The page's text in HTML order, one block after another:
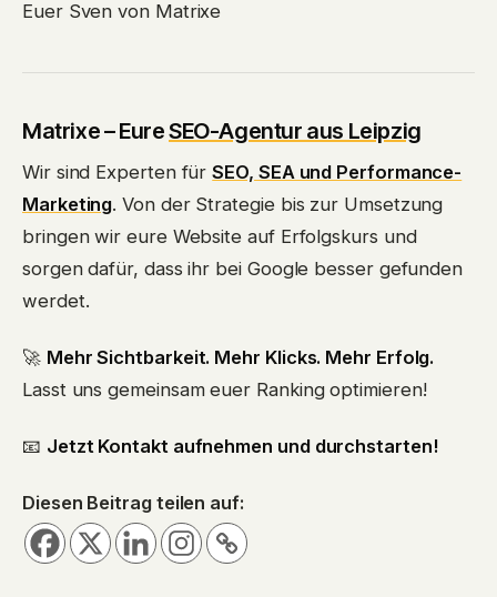
Euer Sven von Matrixe
Matrixe – EureSEO-Agentur aus Leipzig
Wir sind Experten fürSEO, SEA und Performance-
Marketing. Von der Strategie bis zur Umsetzung
bringen wir eure Website auf Erfolgskurs und
sorgen dafür, dass ihr bei Google besser gefunden
werdet.
🚀 Mehr Sichtbarkeit. Mehr Klicks. Mehr Erfolg.
Lasst uns gemeinsam euer Ranking optimieren!
📧 Jetzt Kontakt aufnehmen und durchstarten!
Diesen Beitrag teilen auf: